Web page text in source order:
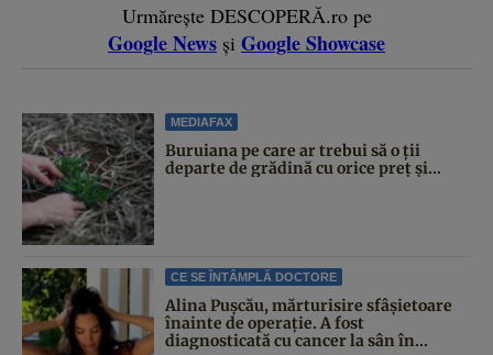
Urmărește DESCOPERĂ.ro pe
Google News și Google Showcase
MEDIAFAX
Buruiana pe care ar trebui să o ții
departe de grădină cu orice preț și...
CE SE ÎNTÂMPLĂ DOCTORE
Alina Pușcău, mărturisire sfâșietoare
înainte de operație. A fost
diagnosticată cu cancer la sân în...